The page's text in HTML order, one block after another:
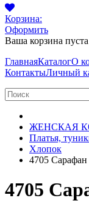
Корзина:
Оформить
Ваша корзина пуста
ГлавнаяКаталогО
КонтактыЛичный
ЖЕНСКАЯ
Платья,
Хлопок
4705
4705